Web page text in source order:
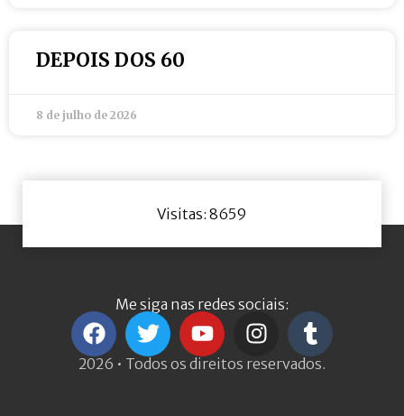
DEPOIS DOS 60
8 de julho de 2026
Visitas: 8659
Me siga nas redes sociais:
2026 • Todos os direitos reservados.